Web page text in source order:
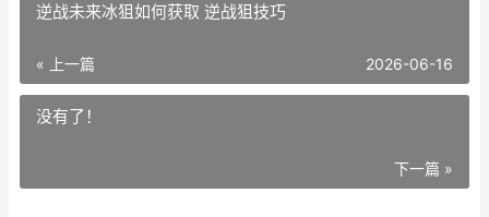
逆战未来冰狙如何获取 逆战狙技巧
« 上一篇 2026-06-16
没有了！
下一篇 »